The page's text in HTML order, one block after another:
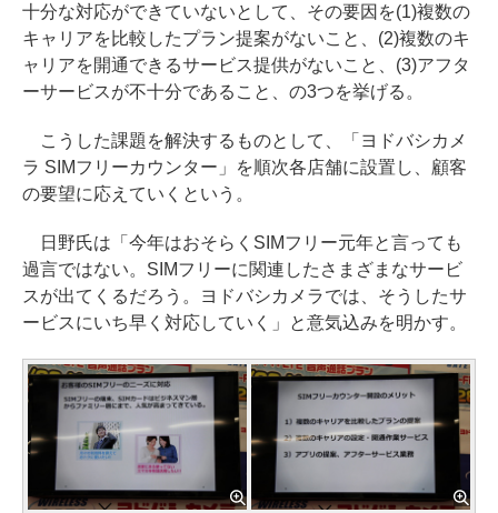
十分な対応ができていないとして、その要因を(1)複数の
キャリアを比較したプラン提案がないこと、(2)複数のキ
ャリアを開通できるサービス提供がないこと、(3)アフタ
ーサービスが不十分であること、の3つを挙げる。
こうした課題を解決するものとして、「ヨドバシカメ
ラ SIMフリーカウンター」を順次各店舗に設置し、顧客
の要望に応えていくという。
日野氏は「今年はおそらくSIMフリー元年と言っても
過言ではない。SIMフリーに関連したさまざまなサービ
スが出てくるだろう。ヨドバシカメラでは、そうしたサ
ービスにいち早く対応していく」と意気込みを明かす。